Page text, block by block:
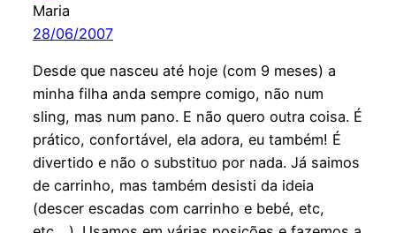
Maria
28/06/2007
Desde que nasceu até hoje (com 9 meses) a
minha filha anda sempre comigo, não num
sling, mas num pano. E não quero outra coisa. É
prático, confortável, ela adora, eu também! É
divertido e não o substituo por nada. Já saimos
de carrinho, mas também desisti da ideia
(descer escadas com carrinho e bebé, etc,